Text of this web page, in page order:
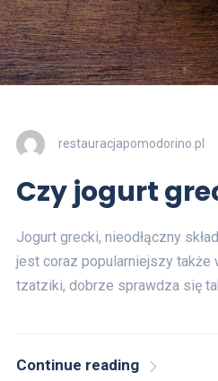
restauracjapomodorino.pl
Czy jogurt
Jogurt grecki, nieodłączny
jest coraz popularniejszy także
tzatziki, dobrze sprawdza się
Continue reading